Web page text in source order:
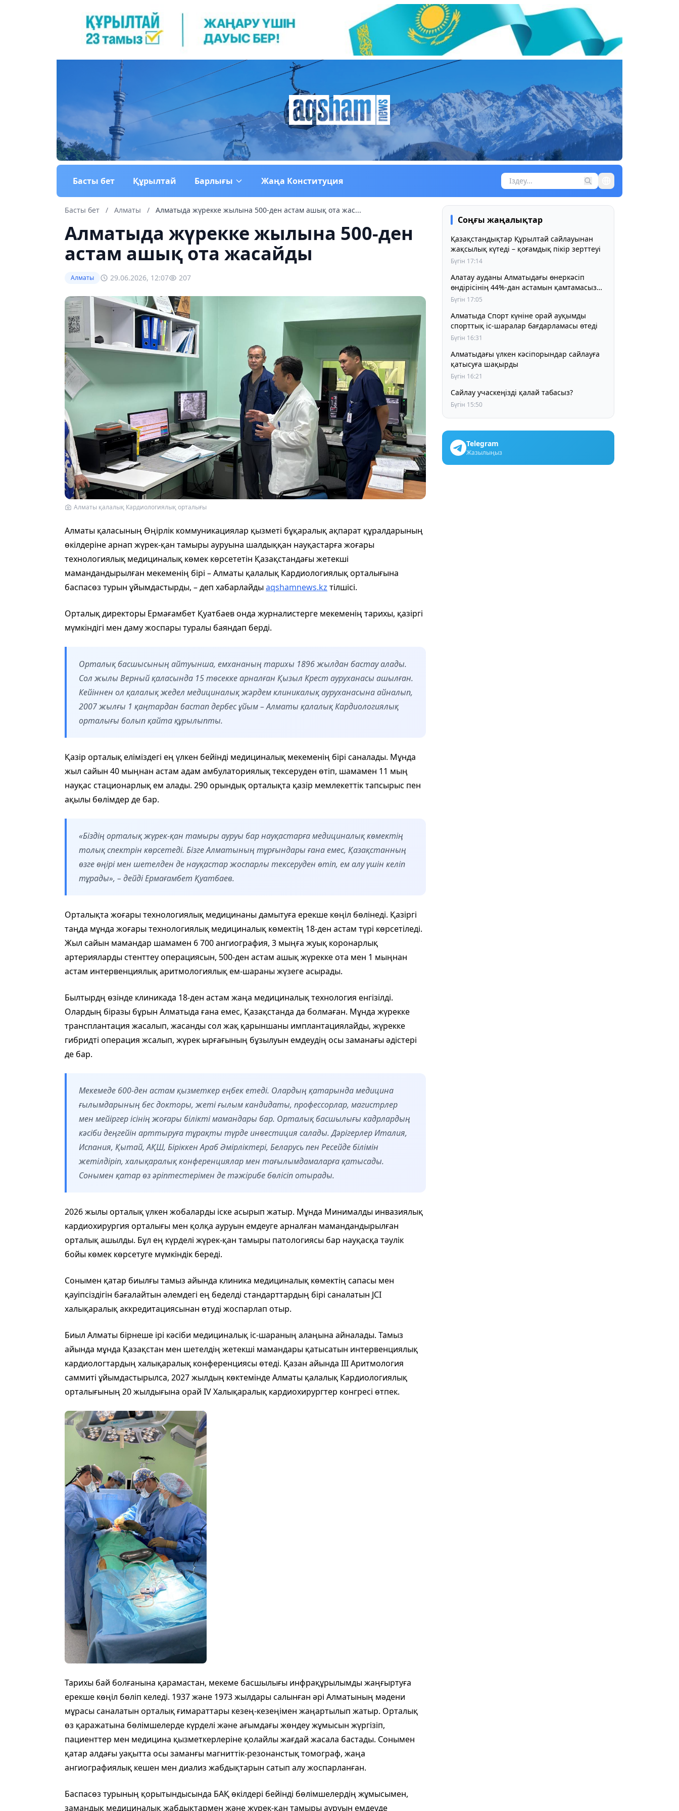
Басты бет Құрылтай Барлығы Жаңа Конституция
Басты бет / Алматы / Алматыда жүрекке жылына 500-ден астам ашық ота жас...
Алматыда жүрекке жылына 500-ден
астам ашық ота жасайды
Алматы 29.06.2026, 12:07 207
Алматы қалалық Кардиологиялық орталығы
Алматы қаласының Өңірлік коммуникациялар қызметі бұқаралық ақпарат құралдарының
өкілдеріне арнап жүрек-қан тамыры ауруына шалдыққан науқастарға жоғары
технологиялық медициналық көмек көрсететін Қазақстандағы жетекші
мамандандырылған мекеменің бірі – Алматы қалалық Кардиологиялық орталығына
баспасөз турын ұйымдастырды, – деп хабарлайдыaqshamnews.kz тілшісі.
Орталық директоры Ермағамбет Қуатбаев онда журналистерге мекеменің тарихы, қазіргі
мүмкіндігі мен даму жоспары туралы баяндап берді.
Орталық басшысының айтуынша, емхананың тарихы 1896 жылдан бастау алады.
Сол жылы Верный қаласында 15 төсекке арналған Қызыл Крест ауруханасы ашылған.
Кейіннен ол қалалық жедел медициналық жәрдем клиникалық ауруханасына айналып,
2007 жылғы 1 қаңтардан бастап дербес ұйым – Алматы қалалық Кардиологиялық
орталығы болып қайта құрылыпты.
Қазір орталық еліміздегі ең үлкен бейінді медициналық мекеменің бірі саналады. Мұнда
жыл сайын 40 мыңнан астам адам амбулаториялық тексеруден өтіп, шамамен 11 мың
науқас стационарлық ем алады. 290 орындық орталықта қазір мемлекеттік тапсырыс пен
ақылы бөлімдер де бар.
«Біздің орталық жүрек-қан тамыры ауруы бар науқастарға медициналық көмектің
толық спектрін көрсетеді. Бізге Алматының тұрғындары ғана емес, Қазақстанның
өзге өңірі мен шетелден де науқастар жоспарлы тексеруден өтіп, ем алу үшін келіп
тұрады», – дейді Ермағамбет Қуатбаев.
Орталықта жоғары технологиялық медицинаны дамытуға ерекше көңіл бөлінеді. Қазіргі
таңда мұнда жоғары технологиялық медициналық көмектің 18-ден астам түрі көрсетіледі.
Жыл сайын мамандар шамамен 6 700 ангиография, 3 мыңға жуық коронарлық
артерияларды стенттеу операциясын, 500-ден астам ашық жүрекке ота мен 1 мыңнан
астам интервенциялық аритмологиялық ем-шараны жүзеге асырады.
Былтырдң өзінде клиникада 18-ден астам жаңа медициналық технология енгізілді.
Олардың біразы бұрын Алматыда ғана емес, Қазақстанда да болмаған. Мұнда жүрекке
трансплантация жасалып, жасанды сол жақ қарыншаны имплантациялайды, жүрекке
гибридті операция жсалып, жүрек ырғағының бұзылуын емдеудің осы заманағы әдістері
де бар.
Мекемеде 600-ден астам қызметкер еңбек етеді. Олардың қатарында медицина
ғылымдарының бес докторы, жеті ғылым кандидаты, профессорлар, магистрлер
мен мейіргер ісінің жоғары білікті мамандары бар. Орталық басшылығы кадрлардың
кәсіби деңгейін арттыруға тұрақты түрде инвестиция салады. Дәрігерлер Италия,
Испания, Қытай, АҚШ, Біріккен Араб Әмірліктері, Беларусь пен Ресейде білімін
жетілдіріп, халықаралық конференциялар мен тағылымдамаларға қатысады.
Сонымен қатар өз әріптестерімен де тәжірибе бөлісіп отырады.
2026 жылы орталық үлкен жобаларды іске асырып жатыр. Мұнда Минималды инвазиялық
кардиохирургия орталығы мен қолқа ауруын емдеуге арналған мамандандырылған
орталық ашылды. Бұл ең күрделі жүрек-қан тамыры патологиясы бар науқасқа тәулік
бойы көмек көрсетуге мүмкіндік береді.
Сонымен қатар биылғы тамыз айында клиника медициналық көмектің сапасы мен
қауіпсіздігін бағалайтын әлемдегі ең беделді стандарттардың бірі саналатын JCI
халықаралық аккредитациясынан өтуді жоспарлап отыр.
Биыл Алматы бірнеше ірі кәсіби медициналық іс-шараның алаңына айналады. Тамыз
айында мұнда Қазақстан мен шетелдің жетекші мамандары қатысатын интервенциялық
кардиологтардың халықаралық конференциясы өтеді. Қазан айында III Аритмология
саммиті ұйымдастырылса, 2027 жылдың көктемінде Алматы қалалық Кардиологиялық
орталығының 20 жылдығына орай IV Халықаралық кардиохирургтер конгресі өтпек.
Тарихы бай болғанына қарамастан, мекеме басшылығы инфрақұрылымды жаңғыртуға
ерекше көңіл бөліп келеді. 1937 және 1973 жылдары салынған әрі Алматының мәдени
мұрасы саналатын орталық ғимараттары кезең-кезеңімен жаңартылып жатыр. Орталық
өз қаражатына бөлімшелерде күрделі және ағымдағы жөндеу жұмысын жүргізіп,
пациенттер мен медицина қызметкерлеріне қолайлы жағдай жасала бастады. Сонымен
қатар алдағы уақытта осы заманғы магниттік-резонанстық томограф, жаңа
ангиографиялық кешен мен диализ жабдықтарын сатып алу жоспарланған.
Баспасөз турының қорытындысында БАҚ өкілдері бейінді бөлімшелердің жұмысымен,
замандық медициналық жабдықтармен және жүрек-қан тамыры ауруын емдеуде
Соңғы жаңалықтар
Қазақстандықтар Құрылтай сайлауынан
жақсылық күтеді – қоғамдық пікір зерттеуі
Бүгін 17:14
Алатау ауданы Алматыдағы өнеркәсіп
өндірісінің 44%-дан астамын қамтамасыз
етіп отыр
Бүгін 17:05
Алматыда Спорт күніне орай ауқымды
спорттық іс-шаралар бағдарламасы өтеді
Бүгін 16:31
Алматыдағы үлкен кәсіпорындар сайлауға
қатысуға шақырды
Бүгін 16:21
Сайлау учаскеңізді қалай табасыз?
Бүгін 15:50
Telegram
Жазылыңыз